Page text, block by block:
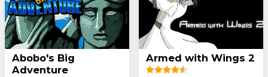
Abobo's Big
Adventure
Armed with Wings 2